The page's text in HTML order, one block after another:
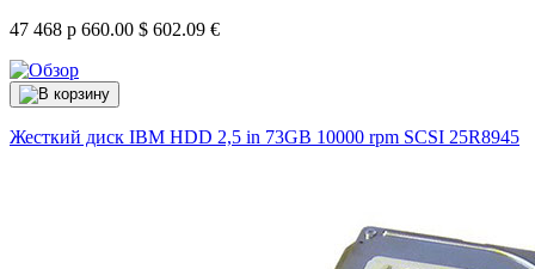
47 468 р 660.00 $ 602.09 €
Жесткий диск IBM HDD 2,5 in 73GB 10000 rpm SCSI 25R8945